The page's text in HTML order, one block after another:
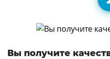
Вы получите